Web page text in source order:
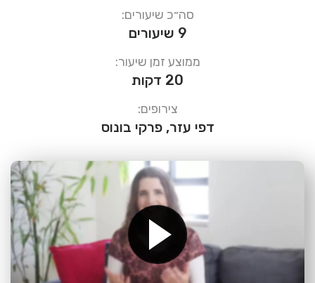
סה״כ שיעורים:
9 שיעורים
ממוצע זמן שיעור:
20 דקות
צירופים:
דפי עזר, פרקי בונוס